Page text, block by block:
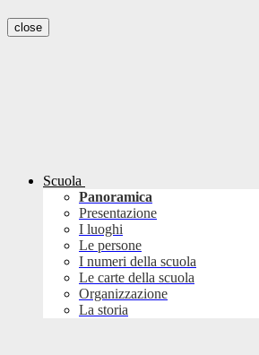
close
Scuola
Panoramica
Presentazione
I luoghi
Le persone
I numeri della scuola
Le carte della scuola
Organizzazione
La storia